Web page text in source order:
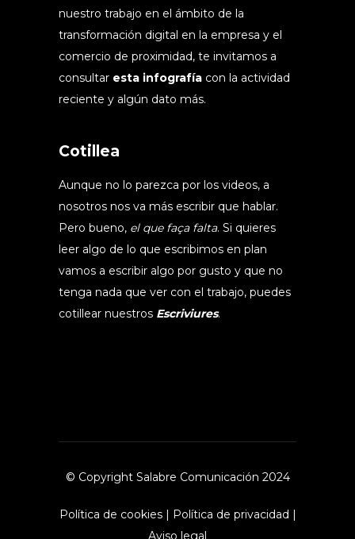
nuestro trabajo en el ámbito de la
transformación digital en la empresa y el
comercio de proximidad, te invitamos a
consultar esta infografía con la actividad
reciente y algún dato más.
Cotillea
Aunque no lo parezca por los videos, a
nosotros nos va más escribir que hablar.
Pero bueno, el que faça falta. Si quieres
leer algo de lo que escribimos en plan
vamos a escribir algo por gusto y que no
tenga nada que ver con el trabajo, puedes
cotillear nuestros Escriviures.
© Copyright Salabre Comunicación 2024
Política de cookies| Política de privacidad |
Aviso legal